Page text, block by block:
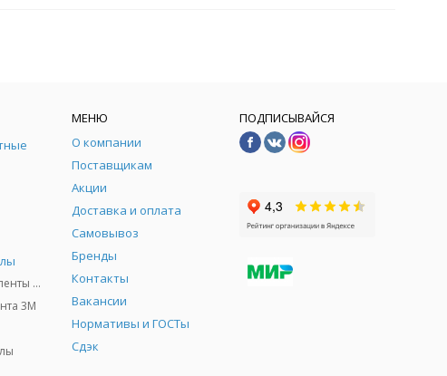
Противоскользящие ленты 3М
3M
МЕНЮ
О компании
Поставщикам
Акции
Доставка и оплата
Самовывоз
Бренды
Контакты
Вакансии
Нормативы и ГОСТы
Сдэк
ПОДПИСЫВАЙСЯ